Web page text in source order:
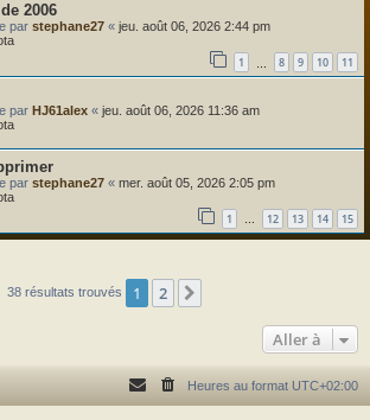
2006
par stephane27 « jeu. août 06, 2026 2:44 pm
1 8 9 10 11
par HJ61alex « jeu. août 06, 2026 11:36 am
par stephane27 « mer. août 05, 2026 2:05 pm
1 … 12 13 14 15
38 résultats trouvés 1 2
Aller à
Heures au format UTC+02:00